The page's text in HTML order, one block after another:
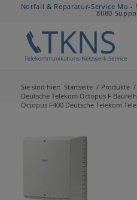
Notfall & Reparatur-Service Mo -
8080
Sie sind hier: Startseite / Produkte /
Deutsche Telekom Octopus F
Octopus F400 Deutsche Telekom